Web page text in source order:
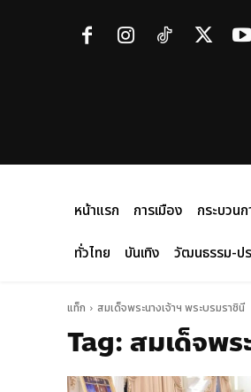
หน้าแรก การเมือง กระบวน
ทั่วไทย
บันเทิง วัฒนธรรม-ป
แท็ก สมเด็จพระนางเจ้าฯ พระบรมราชินี
Tag:สมเด็จพร